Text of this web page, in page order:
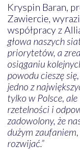
Kryspin Baran,
Zawiercie,
współpracy z
głowa naszych
priorytetów, a
osiąganiu
powodu cieszę
jedno z
tylko w Polsce,
rzetelności i
zadowolony, że
dużym
rozwijać.”